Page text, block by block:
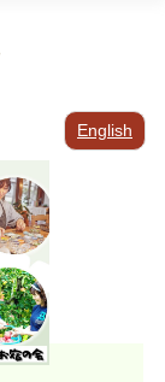
English